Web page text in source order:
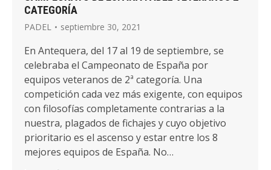
CATEGORÍA
PADEL septiembre 30, 2021
En Antequera, del 17 al 19 de septiembre, se
celebraba el Campeonato de España por
equipos veteranos de 2ª categoría. Una
competición cada vez más exigente, con equipos
con filosofías completamente contrarias a la
nuestra, plagados de fichajes y cuyo objetivo
prioritario es el ascenso y estar entre los 8
mejores equipos de España. No…